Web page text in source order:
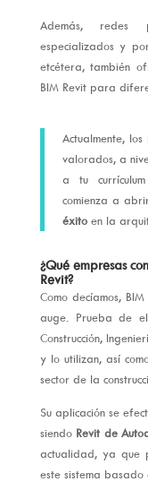
Además, redes
especializados y
etcétera, también
BIM Revit para
Actualmente,
valorados, a
a tu
comienza a
éxitoen la
¿Qué empresas
Revit?
Como decíamos, BIM
auge. Prueba de
Construcción,
y lo utilizan, así
sector de la
Su aplicación se
siendo Revit de
actualidad, ya que
este sistema